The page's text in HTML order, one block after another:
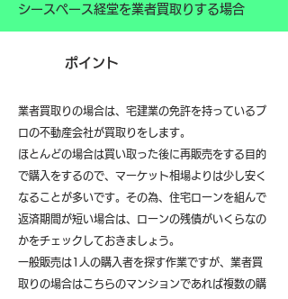
シースペース経堂を業者買取りする場合
ポイント
業者買取りの場合は、宅建業の免許を持っているプ
ロの不動産会社が買取りをします。
ほとんどの場合は買い取った後に再販売をする目的
で購入をするので、マーケット相場よりは少し安く
なることが多いです。その為、住宅ローンを組んで
返済期間が短い場合は、ローンの残債がいくらなの
かをチェックしておきましょう。
一般販売は1人の購入者を探す作業ですが、業者買
取りの場合はこちらのマンションであれば複数の購